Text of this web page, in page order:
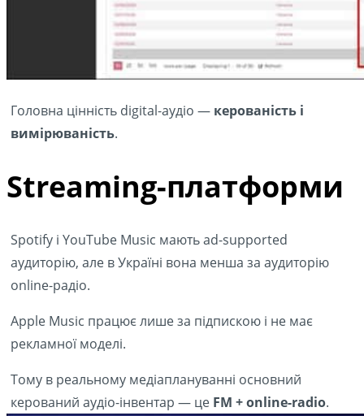
Головна цінність digital-аудіо — керованість і
вимірюваність.
Streaming-платформи
Spotify і YouTube Music мають ad-supported
аудиторію, але в Україні вона менша за аудиторію
online-радіо.
Apple Music працює лише за підпискою і не має
рекламної моделі.
Тому в реальному медіаплануванні основний
керований аудіо-інвентар — це FM + online-radio.